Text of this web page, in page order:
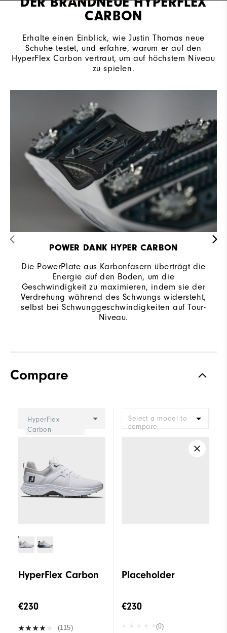
CARBON
Erhalte einen Einblick, wie Justin Thomas neue
Schuhe testet, und erfahre, warum er auf den
HyperFlex Carbon vertraut, um auf höchstem Niveau
zu spielen.
POWER DANK HYPER CARBON
Die PowerPlate aus Karbonfasern überträgt die
Energie auf den Boden, um die
Geschwindigkeit zu maximieren, indem sie der
Verdrehung während des Schwungs widersteht,
selbst bei Schwunggeschwindigkeiten auf Tour-
Niveau.
Compare
HyperFlex
Carbon
HyperFlex Carbon
€230
(115)
Select a model to
compare
Placeholder
€230
(0)